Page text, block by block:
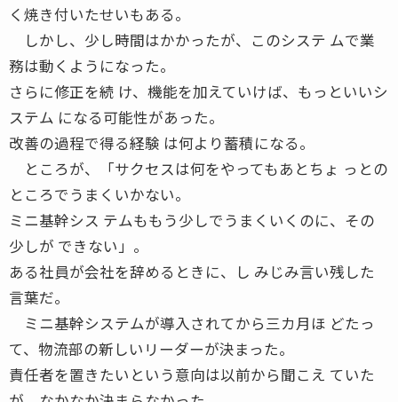
く焼き付いたせいもある。
しかし、少し時間はかかったが、このシステ ムで業
務は動くようになった。
さらに修正を続 け、機能を加えていけば、もっといいシ
ステム になる可能性があった。
改善の過程で得る経験 は何より蓄積になる。
ところが、「サクセスは何をやってもあとちょ っとの
ところでうまくいかない。
ミニ基幹シス テムももう少しでうまくいくのに、その
少しが できない」。
ある社員が会社を辞めるときに、し みじみ言い残した
言葉だ。
ミニ基幹システムが導入されてから三カ月ほ どたっ
て、物流部の新しいリーダーが決まった。
責任者を置きたいという意向は以前から聞こえ ていた